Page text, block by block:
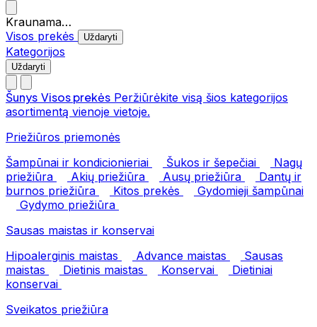
Kraunama…
Visos prekės
Uždaryti
Kategorijos
Uždaryti
Šunys Visos prekės Peržiūrėkite visą šios kategorijos
asortimentą vienoje vietoje.
Priežiūros priemonės
Šampūnai ir kondicionieriai
Šukos ir šepečiai
Nagų
priežiūra
Akių priežiūra Ausų priežiūra
Dantų ir
burnos priežiūra
Kitos prekės
Gydomieji šampūnai
Gydymo priežiūra
Sausas maistas ir konservai
Hipoalerginis maistas
Advance maistas
Sausas
maistas
Dietinis maistas Konservai
Dietiniai
konservai
Sveikatos priežiūra